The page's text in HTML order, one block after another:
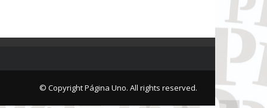
© Copyright Página Uno. All rights reserved.